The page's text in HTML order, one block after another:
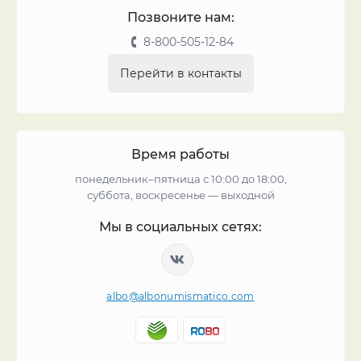
Позвоните нам:
8-800-505-12-84
Перейти в контакты
Время работы
понедельник–пятница с 10:00 до 18:00,
суббота, воскресенье — выходной
Мы в социальных сетях:
albo@albonumismatico.com